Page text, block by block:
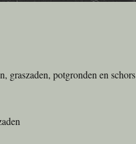
graszaden, potgronden en schors